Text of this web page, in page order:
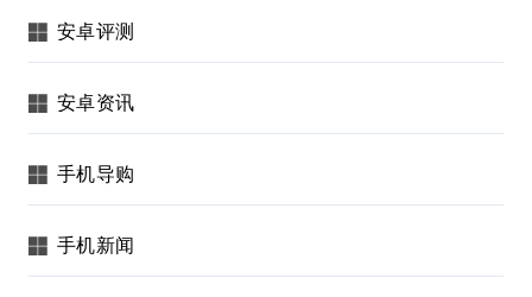
安卓评测
安卓资讯
手机导购
手机新闻